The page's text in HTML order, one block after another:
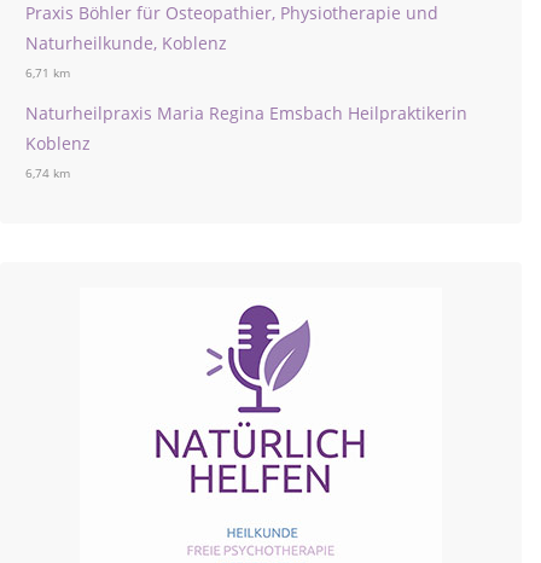
Praxis Böhler für Osteopathier, Physiotherapie und
Naturheilkunde, Koblenz
6,71 km
Naturheilpraxis Maria Regina Emsbach Heilpraktikerin
Koblenz
6,74 km